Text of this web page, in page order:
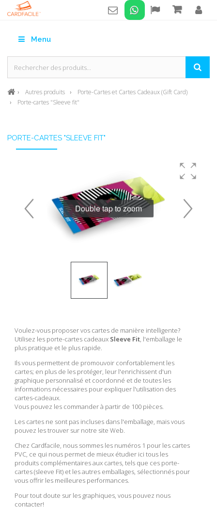
Menu
Autres produits
Porte-Cartes et Cartes Cadeaux (Gift Card)
Porte-cartes "Sleeve fit"
PORTE-CARTES "SLEEVE FIT"
Double tap to zoom
Voulez-vous proposer vos cartes de manière intelligente?
Utilisez les porte-cartes cadeaux Sleeve Fit, l'emballage le
plus pratique et le plus rapide.
Ils vous permettent de promouvoir confortablement les
cartes; en plus de les protéger, leur l'enrichissent d'un
graphique personnalisé et coordonné et de toutes les
informations nécessaires pour expliquer l'utilisation des
cartes-cadeaux.
Vous pouvez les commander à partir de 100 pièces.
Les cartes ne sont pas incluses dans l'emballage, mais vous
pouvez les trouver sur notre site Web.
Chez Cardfacile, nous sommes les numéros 1 pour les cartes
PVC, ce qui nous permet de mieux étudier ici tous les
produits complémentaires aux cartes, tels que ces porte-
cartes (sleeve Fit) et les autres emballages, sélectionnés pour
vous offrir les meilleures performances.
Pour tout doute sur les graphiques, vous pouvez nous
contacter!